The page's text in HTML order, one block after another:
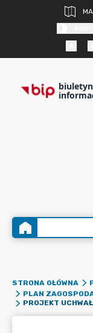
biuletyn
STRONA GŁÓWNA
PLAN